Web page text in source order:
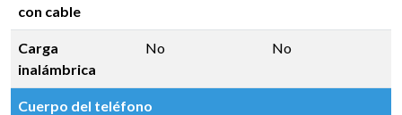
con cable
Carga
inalámbrica
No No
Cuerpo del teléfono